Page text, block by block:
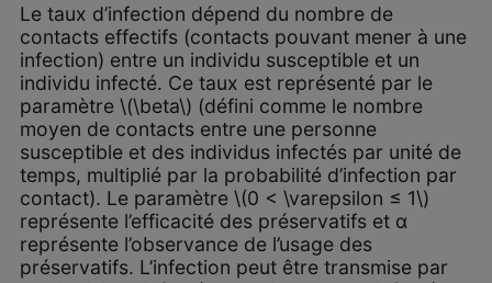
Le taux d’infection dépend du nombre de
contacts effectifs (contacts pouvant mener à une
infection) entre un individu susceptible et un
individu infecté. Ce taux est représenté par le
paramètre \(\beta\) (défini comme le nombre
moyen de contacts entre une personne
susceptible et des individus infectés par unité de
temps, multiplié par la probabilité d’infection par
contact). Le paramètre \(0 < \varepsilon ≤ 1\)
représente l’efficacité des préservatifs et α
représente l’observance de l’usage des
préservatifs. L’infection peut être transmise par